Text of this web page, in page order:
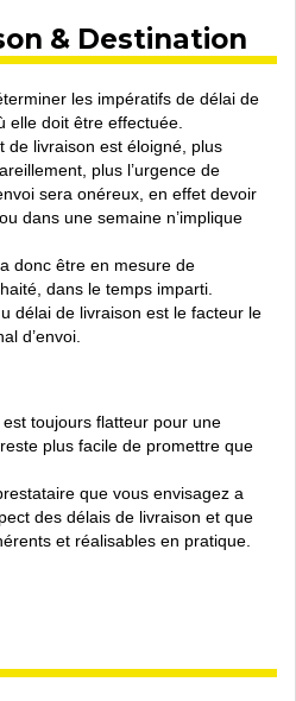
& Destination
les impératifs de délai de
elle doit être effectuée.
de livraison est éloigné, plus
plus l’urgence de
sera onéreux, en effet devoir
dans une semaine n’implique
donc être en mesure de
dans le temps imparti.
délai de livraison est le facteur le
d’envoi.
toujours flatteur pour une
plus facile de promettre que
que vous envisagez a
des délais de livraison et que
et réalisables en pratique.